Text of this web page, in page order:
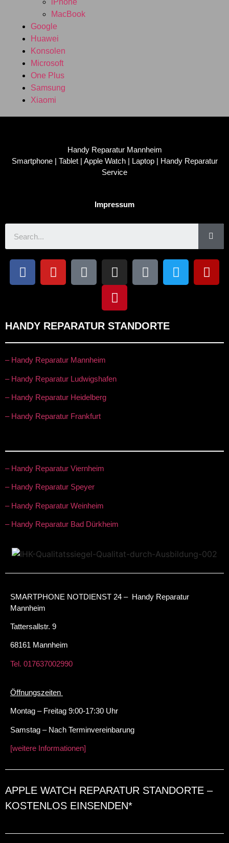
iPhone
MacBook
Google
Huawei
Konsolen
Microsoft
One Plus
Samsung
Xiaomi
Handy Reparatur Mannheim
Smartphone | Tablet | Apple Watch | Laptop | Handy Reparatur
Service
Impressum
HANDY REPARATUR STANDORTE
– Handy Reparatur Mannheim
– Handy Reparatur Ludwigshafen
– Handy Reparatur Heidelberg
– Handy Reparatur Frankfurt
– Handy Reparatur Viernheim
– Handy Reparatur Speyer
– Handy Reparatur Weinheim
– Handy Reparatur Bad Dürkheim
SMARTPHONE NOTDIENST 24 – Handy Reparatur
Mannheim
Tattersallstr. 9
68161 Mannheim
Tel. 017637002990
Öffnungszeiten
Montag – Freitag 9:00-17:30 Uhr
Samstag – Nach Terminvereinbarung
[weitere Informationen]
APPLE WATCH REPARATUR STANDORTE –
KOSTENLOS EINSENDEN*